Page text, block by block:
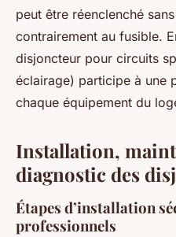
peut être réenclenché
contrairement au fusible.
disjoncteur pour circuits
éclairage) participe à une
chaque équipement du
Installation,
diagnostic des
Étapes d’installation
professionnels